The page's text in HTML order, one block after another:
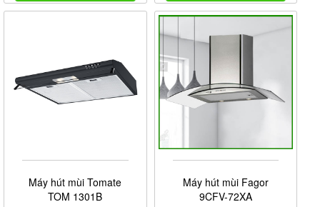
Máy hút mùi Tomate
TOM 1301B
Máy hút mùi Fagor
9CFV-72XA